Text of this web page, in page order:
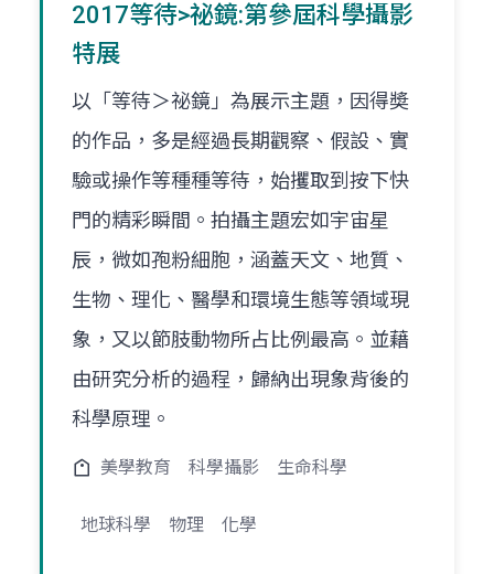
2017等待>祕鏡:第參屆科學攝影
特展
以「等待＞祕鏡」為展示主題，因得奬
的作品，多是經過長期觀察、假設、實
驗或操作等種種等待，始攫取到按下快
門的精彩瞬間。拍攝主題宏如宇宙星
辰，微如孢粉細胞，涵蓋天文、地質、
生物、理化、醫學和環境生態等領域現
象，又以節肢動物所占比例最高。並藉
由研究分析的過程，歸納出現象背後的
科學原理。
美學教育 科學攝影 生命科學
地球科學 物理 化學